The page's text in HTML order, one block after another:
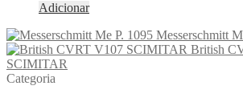
Adicionar
Messerschmitt
British
SCIMITAR
Categoria